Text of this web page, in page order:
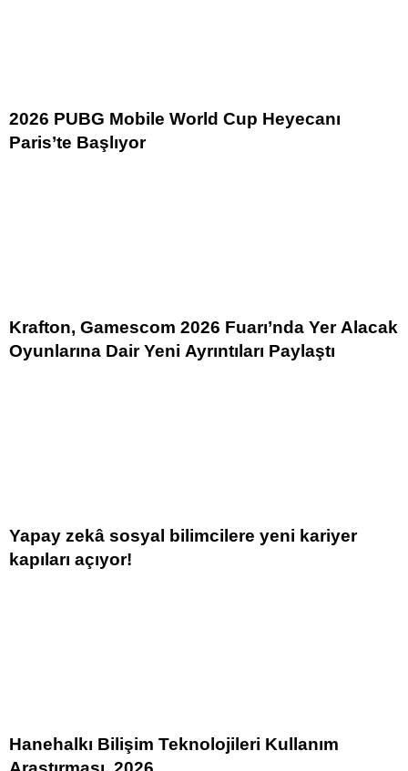
2026 PUBG Mobile World Cup Heyecanı
Paris’te Başlıyor
Krafton, Gamescom 2026 Fuarı’nda Yer Alacak
Oyunlarına Dair Yeni Ayrıntıları Paylaştı
Yapay zekâ sosyal bilimcilere yeni kariyer
kapıları açıyor!
Hanehalkı Bilişim Teknolojileri Kullanım